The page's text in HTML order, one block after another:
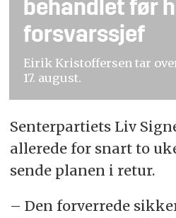
behandlet før
forsvarssjef
Eirik Kristoffersen tar
17. august.
Senterpartiets Liv
allerede for snart to
sende planen i retur.
– Den forverrede